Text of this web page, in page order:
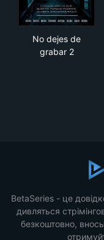
No dejes de
grabar 2
BetaSeries - це
дивляться
безкоштовно,